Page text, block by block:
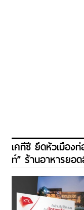
เคทีซี ยึดหัวเมือง
ท์” ร้านอาหารย